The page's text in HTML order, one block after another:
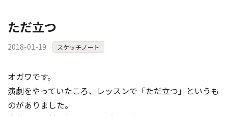
ただ立つ
2018-01-19 スケッチノート
オガワです。
演劇をやっていたころ、レッスンで「ただ立つ」というも
のがありました。